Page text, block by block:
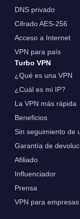
DNS privado
Cifrado AES-256
Acceso a Internet
VPN para país
Turbo VPN
¿Qué es una VPN
¿Cuál es mi IP?
La VPN más rápida
Beneficios
Sin seguimiento de
Garantía de
Afiliado
Influenciador
Prensa
VPN para empresas